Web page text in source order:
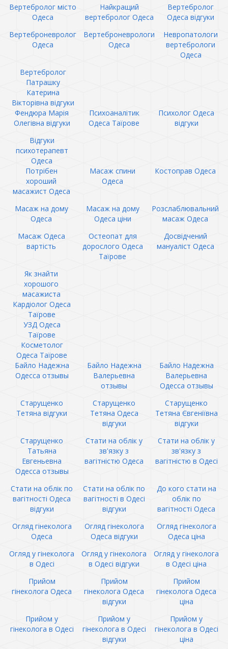
Вертебролог місто
Одеса
Найкращий
вертебролог Одеса
Вертебролог
Одеса відгуки
Вертеброневролог
Одеса
Вертеброневрологи
Одеса
Невропатологи
вертебрологи
Одеса
Вертебролог
Патрашку
Катерина
Вікторівна відгуки
Фендюра Марія
Олегівна відгуки
Психоаналітик
Одеса Таїрове
Психолог Одеса
відгуки
Відгуки
психотерапевт
Одеса
Потрібен
хороший
масажист Одеса
Масаж спини
Одеса
Костоправ Одеса
Масаж на дому
Одеса
Масаж на дому
Одеса ціни
Розслаблювальний
масаж Одеса
Масаж Одеса
вартість
Остеопат для
дорослого Одеса
Таїрове
Досвідчений
мануаліст Одеса
Як знайти
хорошого
масажиста
Кардіолог Одеса
Таїрове
УЗД Одеса
Таїрове
Косметолог
Одеса Таїрове
Байло Надежна
Одесса отзывы
Байло Надежна
Валерьевна
отзывы
Байло Надежна
Валерьевна
Одесса отзывы
Старущенко
Тетяна відгуки
Старущенко
Тетяна Одеса
відгуки
Старущенко
Тетяна Євгеніївна
відгуки
Старущенко
Татьяна
Евгеньевна
Одесса отзывы
Стати на облік у
зв'язку з
вагітністю Одеса
Стати на облік у
зв'язку з
вагітністю в Одесі
Стати на облік по
вагітності Одеса
відгуки
Стати на облік по
вагітності в Одесі
відгуки
До кого стати на
облік по
вагітності Одеса
Огляд гінеколога
Одеса
Огляд гінеколога
Одеса відгуки
Огляд гінеколога
Одеса ціна
Огляд у гінеколога
в Одесі
Огляд у гінеколога
в Одесі відгуки
Огляд у гінеколога
в Одесі ціна
Прийом
гінеколога Одеса
Прийом
гінеколога Одеса
відгуки
Прийом
гінеколога Одеса
ціна
Прийом у
гінеколога в Одесі
Прийом у
гінеколога в Одесі
відгуки
Прийом у
гінеколога в Одесі
ціна